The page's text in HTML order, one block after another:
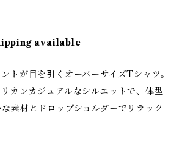
available
トが目を引くオーバーサイズTシャツ。
カンカジュアルなシルエットで、体型
素材とドロップショルダーでリラック